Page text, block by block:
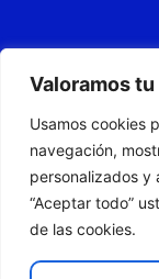
Valoramos
Usamos cookies
navegación,
personalizados y
“Aceptar todo”
de las cookies.